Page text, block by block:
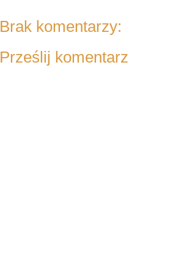
Brak komentarzy:
Prześlij komentarz